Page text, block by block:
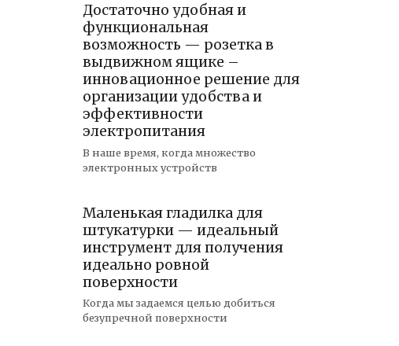
Достаточно удобная и
функциональная
возможность — розетка в
выдвижном ящике –
инновационное решение для
организации удобства и
эффективности
электропитания
В наше время, когда множество
электронных устройств
Маленькая гладилка для
штукатурки — идеальный
инструмент для получения
идеально ровной
поверхности
Когда мы задаемся целью добиться
безупречной поверхности